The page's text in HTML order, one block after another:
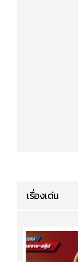
เรื่องเด่น